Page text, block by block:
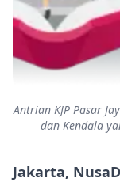
Antrian KJP Pasar
dan Kendala
Jakarta,